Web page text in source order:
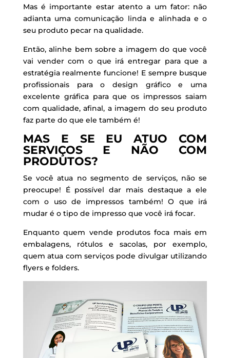
Mas é importante estar atento a um fator: não
adianta uma comunicação linda e alinhada e o
seu produto pecar na qualidade.
Então, alinhe bem sobre a imagem do que você
vai vender com o que irá entregar para que a
estratégia realmente funcione! E sempre busque
profissionais para o design gráfico e uma
excelente gráfica para que os impressos saiam
com qualidade, afinal, a imagem do seu produto
faz parte do que ele também é!
MAS E SE EU ATUO COM
SERVIÇOS E NÃO COM
PRODUTOS?
Se você atua no segmento de serviços, não se
preocupe! É possível dar mais destaque a ele
com o uso de impressos também! O que irá
mudar é o tipo de impresso que você irá focar.
Enquanto quem vende produtos foca mais em
embalagens, rótulos e sacolas, por exemplo,
quem atua com serviços pode divulgar utilizando
flyers e folders.